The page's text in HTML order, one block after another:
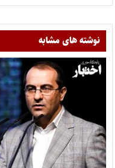
نوشته های مشابه